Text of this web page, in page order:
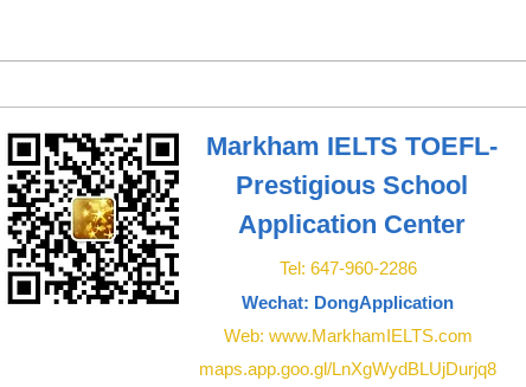
恭喜🎉学生雅思终于通过6.5
分！听力7分，阅读、写作、
口语6.5 🎉
恭
Markham IELTS TOEFL-
Prestigious School
Application Center
Tel: 647-960-2286
Wechat: DongApplication
Web: www.MarkhamIELTS.com
maps.app.goo.gl/LnXgWydBLUjDurjq8